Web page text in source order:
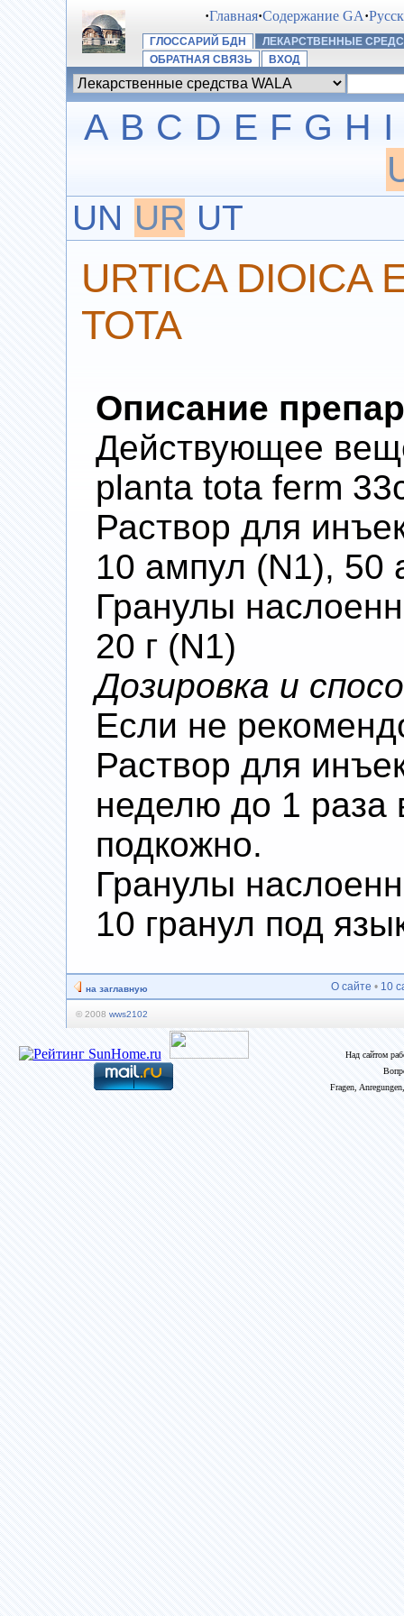
·Главная·Содержание GA·
ГЛОССАРИЙ БДН
ЛЕКАРСТВЕННЫЕ
ОБРАТНАЯ СВЯЗЬ
ВХОД
A B C D E F G H I
UN UR UT
URTICA DIOICA
TOTA
Описание
Действующее
planta tota ferm
Раствор для
10 ампул (N1), 50
Гранулы
20 г (N1)
Дозировка и
Если не
Раствор для
неделю до 1 раза
подкожно.
Гранулы
10 гранул под
на заглавную О сайте • 10
© 2008 wws2102
Над сайтом
Fragen,